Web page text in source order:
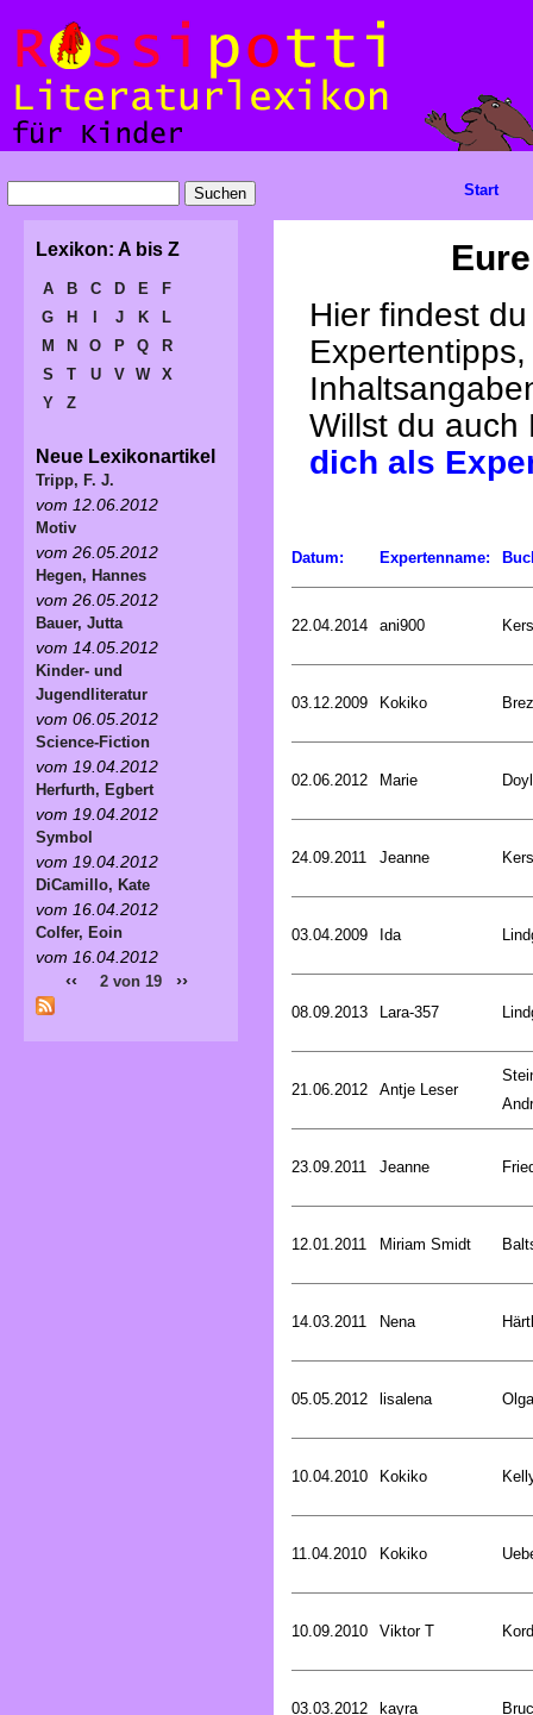
Hier findest
Willst du
dich als
Datum: Expertenname:
22.04.2014 ani900
03.12.2009 Kokiko
02.06.2012 Marie
24.09.2011 Jeanne
03.04.2009 Ida
08.09.2013 Lara-357
21.06.2012 Antje Leser
23.09.2011 Jeanne
12.01.2011 Miriam Smidt
14.03.2011 Nena
05.05.2012 lisalena
10.04.2010 Kokiko
11.04.2010 Kokiko
10.09.2010 Viktor T
03.03.2012 kayra
Start
Lexikon: A bis Z
A B C D E
F
G
H J K
L
M
N O P Q
R
S
T U V W
X
Y
Z
Neue Lexikonartikel
Tripp, F. J.
vom 12.06.2012
Motiv
vom 26.05.2012
Hegen, Hannes
vom 26.05.2012
Bauer, Jutta
vom 14.05.2012
Kinder- und
Jugendliteratur
vom 06.05.2012
Science-Fiction
vom 19.04.2012
Herfurth, Egbert
vom 19.04.2012
Symbol
vom 19.04.2012
DiCamillo, Kate
vom 16.04.2012
Colfer, Eoin
vom 16.04.2012
‹‹ 2 von 19 ››